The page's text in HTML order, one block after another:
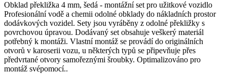
Obklad překližka 4 mm, šedá - montážní set pro užitkové vozidlo
Profesionální vodě a chemii odolné obklady do nákladních prostor
dodávkových vozidel. Sety jsou vyráběny z odolné překližky s
povrchovou úpravou. Dodávaný set obsahuje veškerý materiál
potřebný k montáži. Vlastní montáž se provádí do originálních
otvorů v karoserii vozu, u některých typů se připevňuje přes
předvrtané otvory samořeznými šroubky. Optimalizováno pro
montáž svépomocí..